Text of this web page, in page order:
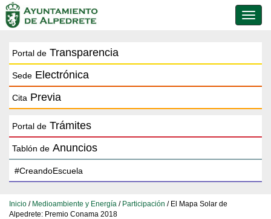
de
Portal de Transparencia
Sede Electrónica
Cita Previa
Portal de Trámites
Tablón de Anuncios
Inicio / Medioambiente y Energía / Participación / El Mapa Solar de
Alpedrete: Premio Conama 2018